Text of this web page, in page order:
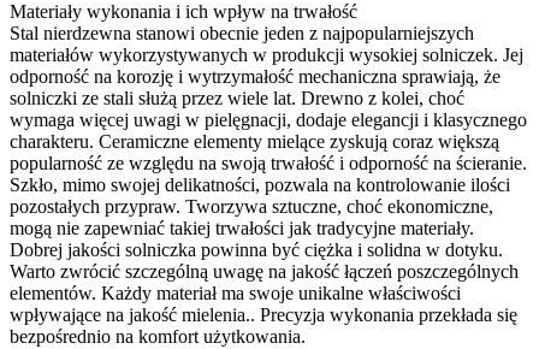
Materiały wykonania i ich wpływ na trwałość
Stal nierdzewna stanowi obecnie jeden z najpopularniejszych
materiałów wykorzystywanych w produkcji wysokiej solniczek. Jej
odporność na korozję i wytrzymałość mechaniczna sprawiają, że
solniczki ze stali służą przez wiele lat. Drewno z kolei, choć
wymaga więcej uwagi w pielęgnacji, dodaje elegancji i klasycznego
charakteru. Ceramiczne elementy mielące zyskują coraz większą
popularność ze względu na swoją trwałość i odporność na ścieranie.
Szkło, mimo swojej delikatności, pozwala na kontrolowanie ilości
pozostałych przypraw. Tworzywa sztuczne, choć ekonomiczne,
mogą nie zapewniać takiej trwałości jak tradycyjne materiały.
Dobrej jakości solniczka powinna być ciężka i solidna w dotyku.
Warto zwrócić szczególną uwagę na jakość łączeń poszczególnych
elementów. Każdy materiał ma swoje unikalne właściwości
wpływające na jakość mielenia.. Precyzja wykonania przekłada się
bezpośrednio na komfort użytkowania.